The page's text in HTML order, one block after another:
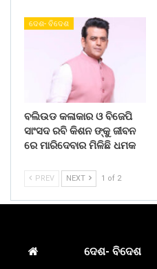
ଦେଶ- ବିଦେଶ
ବଲିଉଡ କଳାକାର ଓ ବିଜେପି
ସାଂସଦ ରବି କିଶନ ଙ୍କୁ ଜୀବନ
ରେ ମାରିଦେବାର ମିଳିଛି ଧମକ
PREV NEXT 1 of 2
ଦେଶ- ବିଦେଶ